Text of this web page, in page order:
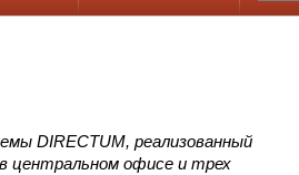
DIRECTUM, реализованный
центральном офисе и трех